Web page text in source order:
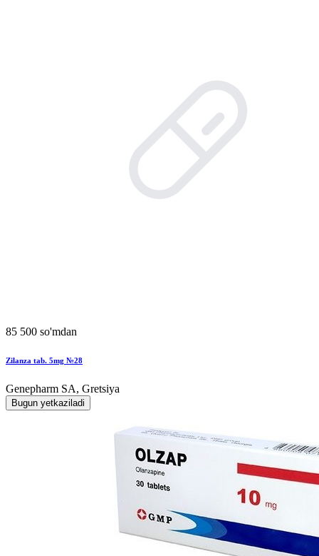
85 500 so'mdan
Zilanza tab. 5mg №28
Genepharm SA, Gretsiya
Bugun yetkaziladi